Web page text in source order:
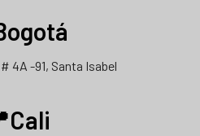
4A -91, Santa Isabel